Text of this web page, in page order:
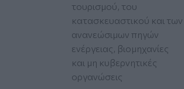
τουρισμού, του
κατασκευαστικού και των
ανανεώσιμων πηγών
ενέργειας, βιομηχανίες
και μη κυβερνητικές
οργανώσεις